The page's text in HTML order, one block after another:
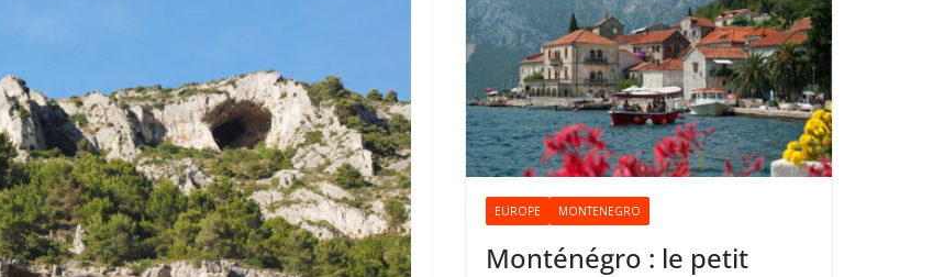
EUROPE MONTENEGRO
Monténégro : le petit